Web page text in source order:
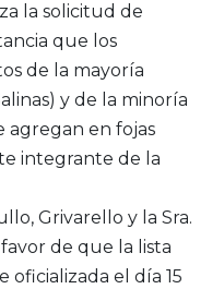
la solicitud de
que los
de la mayoría
y de la minoría
agregan en fojas
integrante de la
Grivarello y la Sra.
de que la lista
oficializada el día 15